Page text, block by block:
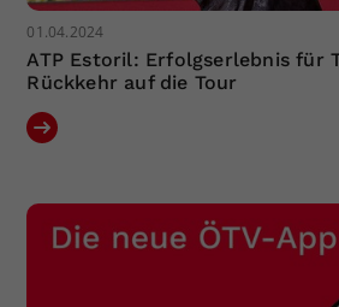
01.04.2024
ATP Estoril: Erfolgserlebnis für
Rückkehr auf die Tour